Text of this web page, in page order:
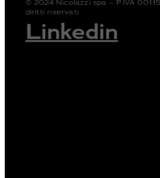
© 2024 Nicolazzi spa – P.IVA
diritti riservati
Linkedin